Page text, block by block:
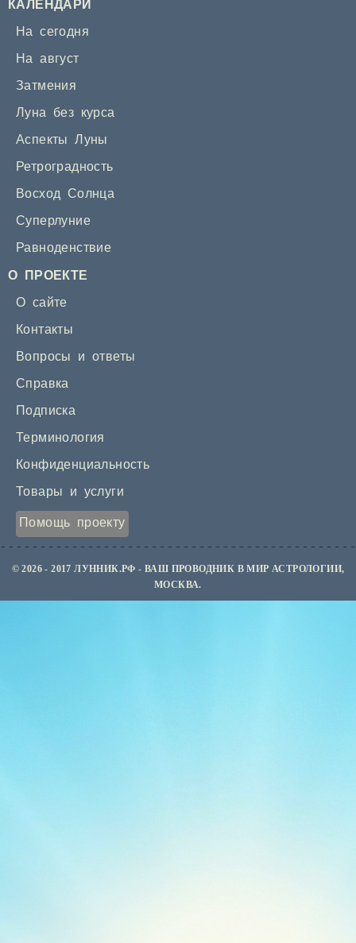
КАЛЕНДАРИ
На сегодня
На август
Затмения
Луна без курса
Аспекты Луны
Ретроградность
Восход Солнца
Суперлуние
Равноденствие
О ПРОЕКТЕ
О сайте
Контакты
Вопросы и ответы
Справка
Подписка
Терминология
Конфиденциальность
Товары и услуги
Помощь проекту
© 2026 - 2017 ЛУННИК.РФ - ВАШ ПРОВОДНИК В МИР АСТРОЛОГИИ,
МОСКВА.